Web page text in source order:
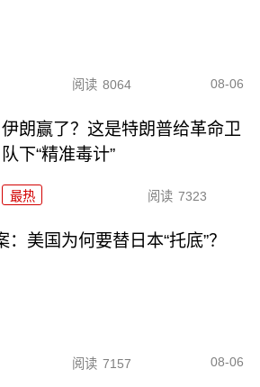
阅读 8064 08-06
伊朗赢了？这是特朗普给革命卫
队下“精准毒计”
最热 阅读 7323
美国为何要替日本“托底”？
阅读 7157 08-06